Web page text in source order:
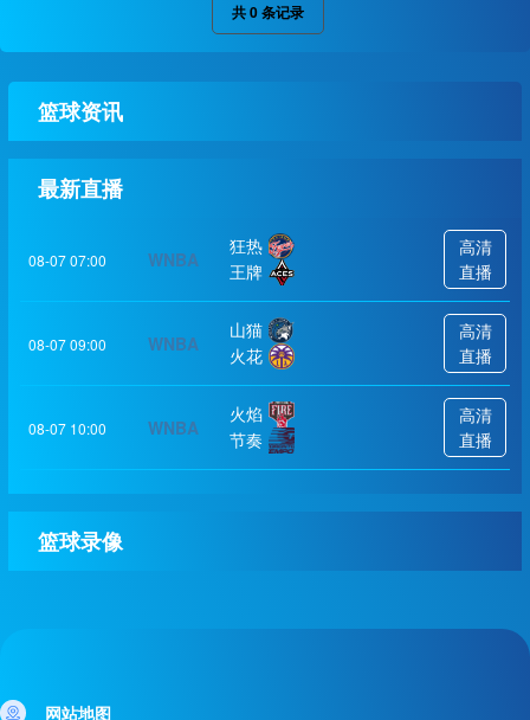
共0条记录
篮球资讯
最新直播
08-07 07:00 WNBA
狂热
王牌
高清
直播
08-07 09:00 WNBA
山猫
火花
高清
直播
08-07 10:00 WNBA
火焰
节奏
高清
直播
篮球录像
网站地图